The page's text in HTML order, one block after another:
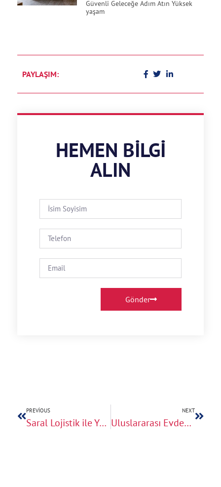
Güvenli Geleceğe Adım Atın Yüksek
yaşam
PAYLAŞIM:
HEMEN BILGI
ALIN
Gönder
PREVIOUS
Saral Lojistik ile Yurtdışı Eşya Taşıma Fiyatları (Detaylı Rehber)
NEXT
Uluslararası Evden Eve Nakliyat Fiyatlarını Belirleyen Faktörler: Lojistik, Gümrük ve Mesafe Üzerine Kapsamlı Bir İnceleme